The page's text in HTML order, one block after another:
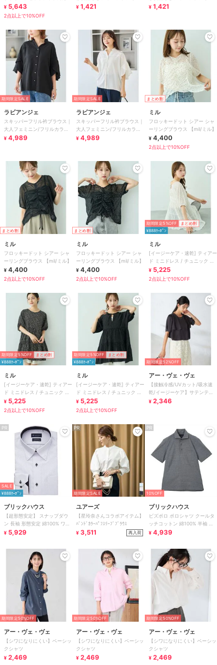
【mil/ミル】
¥ 5,643
2点以上で10%OFF
ブシャツ
¥ 1,421
ブシャツ
¥ 1,421
期間限定SALE
ラビアンジェ
スキッパーフリル衿ブラウス｜
大人フェミニン/フリルカラー/
パール釦/フレアスリーブ/Vネ
¥ 4,989
期間限定SALE
ラビアンジェ
スキッパーフリル衿ブラウス｜
大人フェミニン/フリルカラー/
パール釦/フレアスリーブ/Vネ
¥ 4,989
まとめ割
ミル
フロッキードット シアー シャ
ーリングブラウス 【mil/ミル】
¥ 4,400
2点以上で10%OFF
まとめ割
ミル
フロッキードット シアー シャ
ーリングブラウス 【mil/ミル】
¥ 4,400
2点以上で10%OFF
まとめ割
ミル
フロッキードット シアー シャ
ーリングブラウス 【mil/ミル】
¥ 4,400
2点以上で10%OFF
期間限定5%OFF
まとめ割
¥888ｸｰﾎﾟﾝ
ミル
[イージーケア・速乾] ティアー
ド ミニドレス / チュニック ブ
ラウス 【mil/ミル】
¥ 5,225
2点以上で10%OFF
期間限定5%OFF
まとめ割
¥888ｸｰﾎﾟﾝ
ミル
[イージーケア・速乾] ティアー
ド ミニドレス / チュニック ブ
ラウス 【mil/ミル】
¥ 5,225
2点以上で10%OFF
期間限定5%OFF
まとめ割
¥888ｸｰﾎﾟﾝ
ミル
[イージーケア・速乾] ティアー
ド ミニドレス / チュニック ブ
ラウス 【mil/ミル】
¥ 5,225
2点以上で10%OFF
期間限定52%OFF
アー・ヴェ・ヴェ
【接触冷感/UVカット/吸水速
乾/イージーケア】サテンティ
アードブラウス
¥ 2,346
PR
SALE
¥888ｸｰﾎﾟﾝ
ブリックハウス
【超形態安定】 スナップダウ
ン 長袖 形態安定 綿100% ワイ
シャツ
¥ 5,929
PR
期間限定SALE
ユアーズ
【星玲奈さんコラボアイテム】
ﾊﾞﾝﾄﾞｶﾗｰﾊﾟﾌｽﾘｰﾌﾞﾌﾞﾗｳｽ
¥ 3,511 再入荷
PR
10%OFF
ブリックハウス
ビズポロ ポロシャツ クールタ
ッチコットン 綿100% 半袖 メ
ンズ
¥ 4,939
期間限定50%OFF
アー・ヴェ・ヴェ
【シワになりにくい】ベーシッ
クシャツ
¥ 2,469
期間限定50%OFF
アー・ヴェ・ヴェ
【シワになりにくい】ベーシッ
クシャツ
¥ 2,469
期間限定50%OFF
アー・ヴェ・ヴェ
【シワになりにくい】ベーシッ
クシャツ
¥ 2,469